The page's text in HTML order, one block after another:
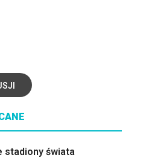
stadiony świata